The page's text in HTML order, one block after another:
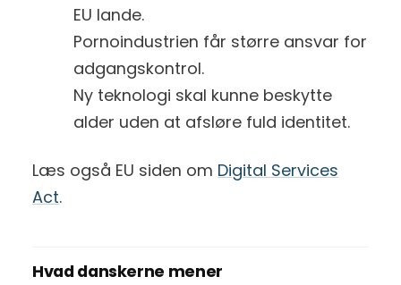
EU lande.
Pornoindustrien får større ansvar for
adgangskontrol.
Ny teknologi skal kunne beskytte
alder uden at afsløre fuld identitet.
Læs også EU siden om Digital Services
Act.
Hvad danskerne mener